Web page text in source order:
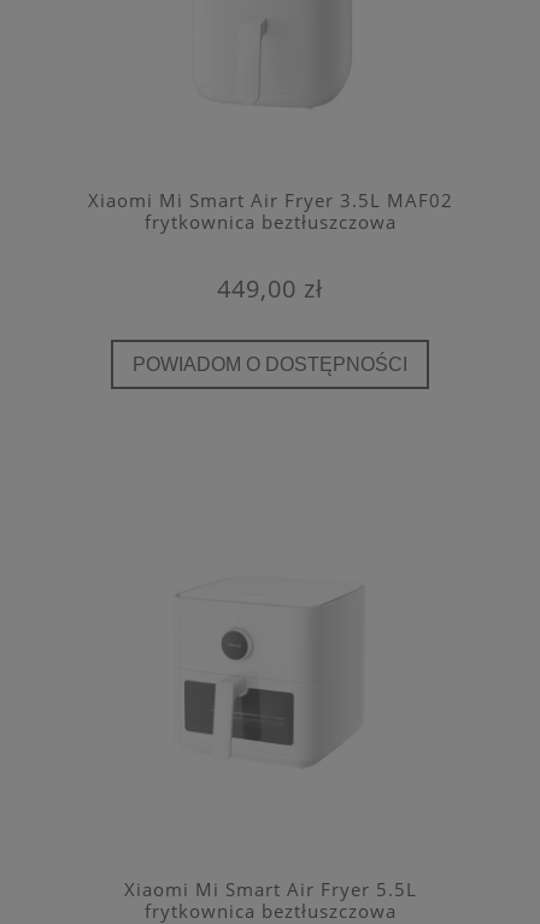
Xiaomi Mi Smart Air Fryer 3.5L MAF02
frytkownica beztłuszczowa
449,00 zł
POWIADOM O DOSTĘPNOŚCI
Xiaomi Mi Smart Air Fryer 5.5L
frytkownica beztłuszczowa